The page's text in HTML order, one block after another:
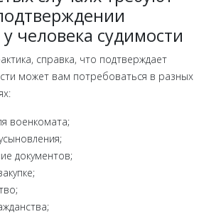
у человека судимости
справка, что подтверждает
может вам потребоваться в разных
военкомата;
документов;